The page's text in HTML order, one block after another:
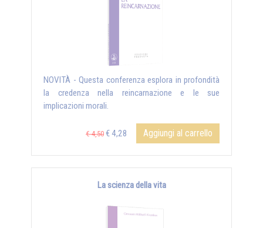
NOVITÀ - Questa conferenza esplora in profondità
la credenza nella reincarnazione e le sue
implicazioni morali.
€ 4,50 € 4,28 Aggiungi al carrello
La scienza della vita